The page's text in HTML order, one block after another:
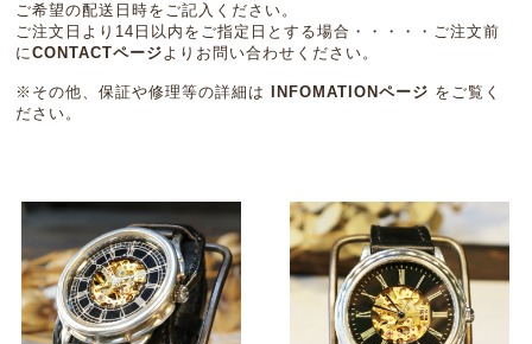
ご希望の配送日時をご記入ください。
ご注文日より14日以内をご指定日とする場合・・・・・ご注文前
にCONTACTページよりお問い合わせください。
※その他、保証や修理等の詳細は INFOMATIONページ をご覧く
ださい。